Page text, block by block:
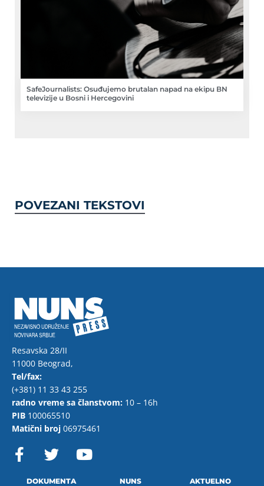
SafeJournalists: Osuđujemo brutalan napad na ekipu BN
televizije u Bosni i Hercegovini
POVEZANI TEKSTOVI
Resavska 28/II
11000 Beograd,
Tel/fax:
(+381) 11 33 43 255
radno vreme sa članstvom: 10 – 16h
PIB 100065510
Matični broj 06975461
F
a w o
DOKUMENTA NUNS AKTUELNO